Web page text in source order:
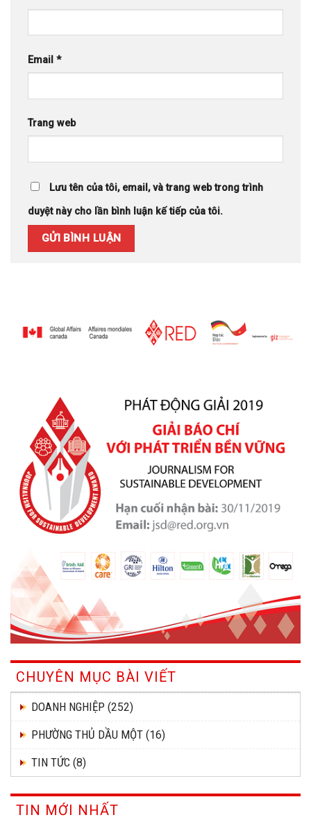
Email *
Trang web
Lưu tên của tôi, email, và trang web trong trình
duyệt này cho lần bình luận kế tiếp của tôi.
CHUYÊN MỤC BÀI VIẾT
DOANH NGHIỆP (252)
PHƯỜNG THỦ DẦU MỘT (16)
TIN TỨC (8)
TIN MỚI NHẤT